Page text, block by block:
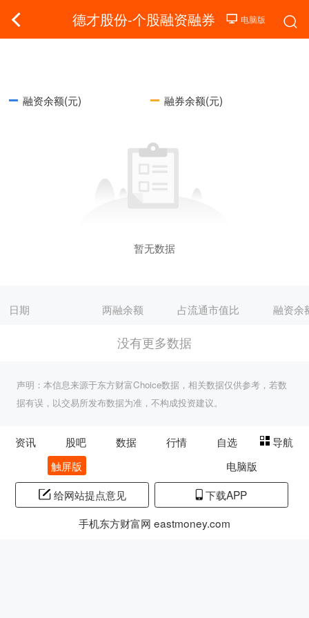
德才股份-个股融资融券
融资余额(元) 融券余额(元)
暂无数据
日期 两融余额 占流通市值比 融资余
没有更多数据
声明：本信息来源于东方财富Choice数据，相关数据仅供参考，若数
据有误，以交易所发布数据为准，不构成投资建议。
资讯 股吧 数据 行情 自选
导航
触屏版
电脑版
给网站提点意见
下载APP
手机东方财富网 eastmoney.com